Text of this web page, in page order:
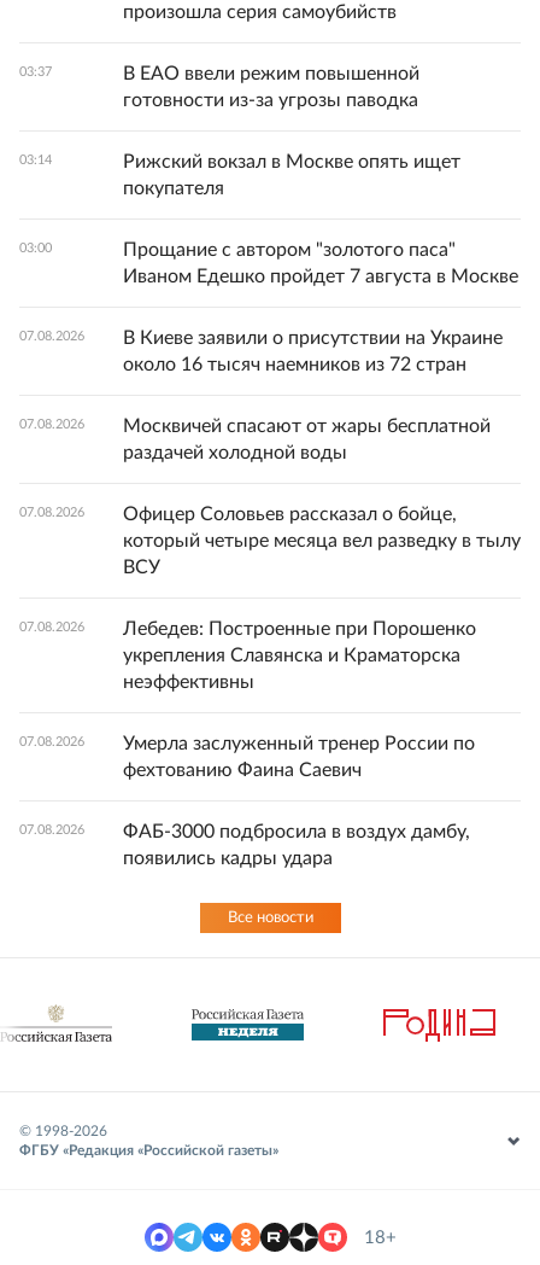
произошла серия самоубийств
03:37
В ЕАО ввели режим повышенной
готовности из-за угрозы паводка
03:14
Рижский вокзал в Москве опять ищет
покупателя
03:00
Прощание с автором "золотого паса"
Иваном Едешко пройдет 7 августа в Москве
07.08.2026
В Киеве заявили о присутствии на Украине
около 16 тысяч наемников из 72 стран
07.08.2026
Москвичей спасают от жары бесплатной
раздачей холодной воды
07.08.2026
Офицер Соловьев рассказал о бойце,
который четыре месяца вел разведку в тылу
ВСУ
07.08.2026
Лебедев: Построенные при Порошенко
укрепления Славянска и Краматорска
неэффективны
07.08.2026
Умерла заслуженный тренер России по
фехтованию Фаина Саевич
07.08.2026
ФАБ-3000 подбросила в воздух дамбу,
появились кадры удара
Все новости
© 1998-2026
ФГБУ «Редакция «Российской газеты»
18+